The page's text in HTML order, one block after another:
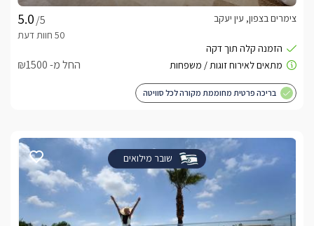
/5
צימרים בצפון, עין יעקב
החל מ- ₪1500
בריכה פרטית מחוממת מקורה לכל סוויטה
שובר מילואים